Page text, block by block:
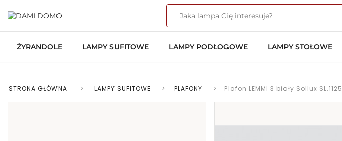
ŻYRANDOLE LAMPY SUFITOWE LAMPY PODŁOGOWE LAMPY STOŁOWE
STRONA GŁÓWNA > LAMPY SUFITOWE > PLAFONY > Plafon LEMMI 3 biały Sollux SL.1125